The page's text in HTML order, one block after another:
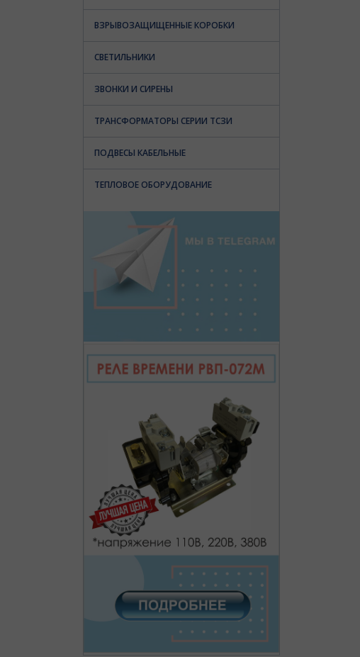
ВЗРЫВОЗАЩИЩЕННЫЕ КОРОБКИ
СВЕТИЛЬНИКИ
ЗВОНКИ И СИРЕНЫ
ТРАНСФОРМАТОРЫ СЕРИИ ТСЗИ
ПОДВЕСЫ КАБЕЛЬНЫЕ
ТЕПЛОВОЕ ОБОРУДОВАНИЕ